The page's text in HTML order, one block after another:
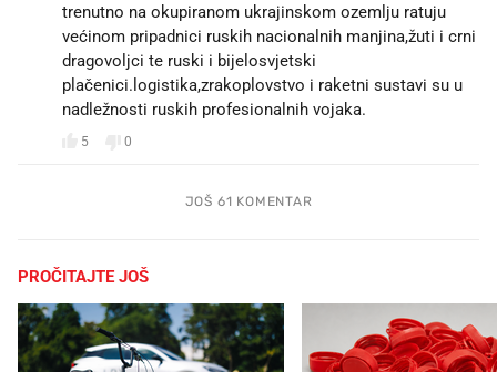
trenutno na okupiranom ukrajinskom ozemlju ratuju
većinom pripadnici ruskih nacionalnih manjina,žuti i crni
dragovoljci te ruski i bijelosvjetski
plačenici.logistika,zrakoplovstvo i raketni sustavi su u
nadležnosti ruskih profesionalnih vojaka.
5 0
JOŠ 61 KOMENTAR
PROČITAJTE JOŠ